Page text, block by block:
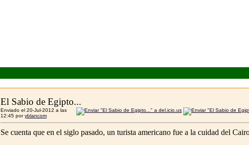
El Sabio de Egipto...
Enviado el 20-Jul-2012 a las
12:45 poryblancom
Se cuenta que en el siglo pasado, un turista americano fue a la cuidad del